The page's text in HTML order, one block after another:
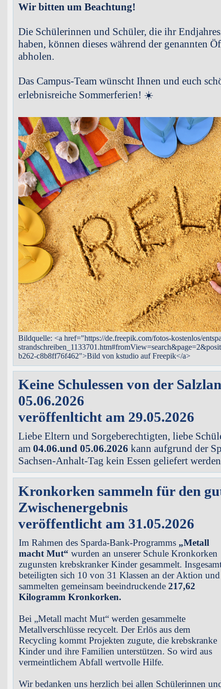
Wir bitten um Beachtung!
Die Schülerinnen und Schüler, die ihr
haben, können dieses während der genannten
abholen.
Das Campus-Team wünscht Ihnen und euch
erlebnisreiche Sommerferien! ☀️
Bildquelle: <a href="https://de.freepik.com/fotos-kostenlos/
b262-c8b8ff76f462">Bild von kstudio auf Freepik</a>
Keine Schulessen von der
05.06.2026
veröffenlticht am 29.05.2026
Liebe Eltern und Sorgeberechtigten, liebe
am 04.06.und 05.06.2026 kann aufgrund der
Sachsen-Anhalt-Tag kein Essen geliefert
Kronkorken sammeln für den
Zwischenergebnis
veröffentlicht am 31.05.2026
Im Rahmen des Sparda-Bank-Programms „Metall
macht Mut“ wurden an unserer Schule Kronkorken
zugunsten krebskranker Kinder gesammelt.
beteiligten sich 10 von 31 Klassen an der Aktion und
sammelten gemeinsam beeindruckende 217,62
Kilogramm Kronkorken.
Bei „Metall macht Mut“ werden gesammelte
Metallverschlüsse recycelt. Der Erlös aus dem
Recycling kommt Projekten zugute, die krebskranke
Kinder und ihre Familien unterstützen. So wird aus
vermeintlichem Abfall wertvolle Hilfe.
Wir bedanken uns herzlich bei allen Schülerinnen